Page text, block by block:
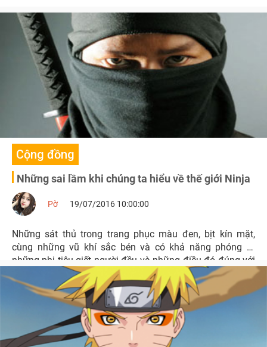
Cộng đồng
Những sai lầm khi chúng ta hiểu về thế giới Ninja
Pờ 19/07/2016 10:00:00
Những sát thủ trong trang phục màu đen, bịt kín mặt,
cùng những vũ khí sắc bén và có khả năng phóng ra
những phi tiêu giết người đều và những điều đó đúng với
truyền thuyết hơn là thực tế.